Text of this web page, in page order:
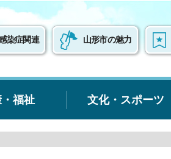
染症関連 山形市の魅力
福祉 文化・スポーツ